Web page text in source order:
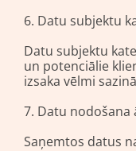
6. Datu subjektu
Datu subjektu
un potenciālie
izsaka vēlmi
7. Datu nodošana
Saņemtos datus